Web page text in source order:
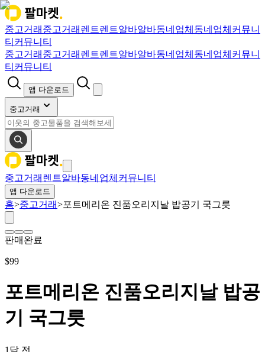
중고거래 중고거래 렌트렌트알바알바동네업체 동네업체 커뮤니
티 커뮤니티
중고거래 중고거래 렌트렌트알바알바동네업체 동네업체 커뮤니
티 커뮤니티
앱 다운로드
중고거래
중고거래 렌트알바동네업체 커뮤니티
앱 다운로드
홈>중고거래>포트메리온 진품오리지날 밥공기 국그릇
판매완료
$99
포트메리온 진품오리지날 밥공
기 국그릇
1달 전